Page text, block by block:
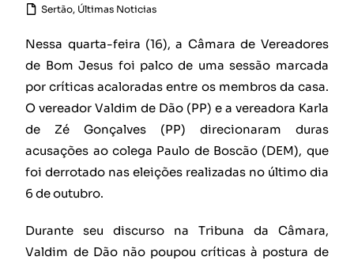
Sertão, Últimas Noticias
Nessa quarta-feira (16), a Câmara de Vereadores
de Bom Jesus foi palco de uma sessão marcada
por críticas acaloradas entre os membros da casa.
O vereador Valdim de Dão (PP) e a vereadora Karla
de Zé Gonçalves (PP) direcionaram duras
acusações ao colega Paulo de Boscão (DEM), que
foi derrotado nas eleições realizadas no último dia
6 de outubro.
Durante seu discurso na Tribuna da Câmara,
Valdim de Dão não poupou críticas à postura de